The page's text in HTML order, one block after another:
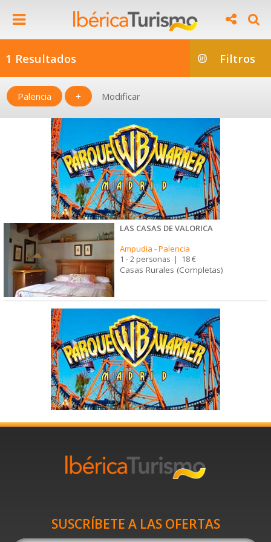
1 Resultados Filtros
Palencia + Modificar
LAS CASAS DE VALORICA
Ampudia -Palencia
1 - 2 personas | 18 €
Casas Rurales (Completas)
SUSCRÍBETE A LAS OFERTAS